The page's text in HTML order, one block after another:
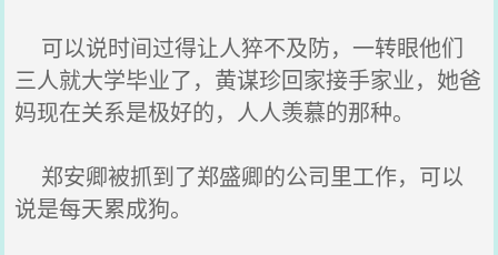
可以说时间过得让人猝不及防，一转眼他们
三人就大学毕业了，黄谋珍回家接手家业，她爸
妈现在关系是极好的，人人羡慕的那种。
郑安卿被抓到了郑盛卿的公司里工作，可以
说是每天累成狗。